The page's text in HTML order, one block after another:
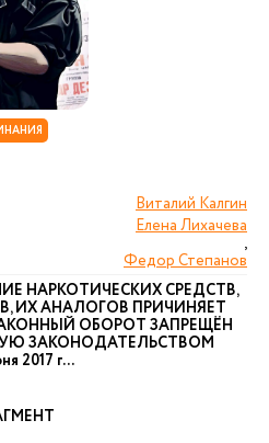
Виталий Калгин
Елена Лихачева
,
Федор Степанов
НАРКОТИЧЕСКИХ СРЕДСТВ,
ИХ АНАЛОГОВ ПРИЧИНЯЕТ
ОБОРОТ ЗАПРЕЩЁН
ЗАКОНОДАТЕЛЬСТВОМ
2017 г...